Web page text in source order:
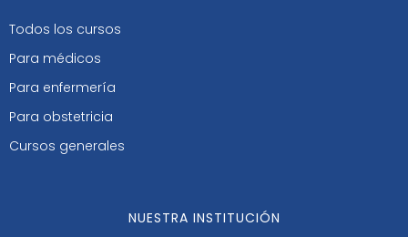
Todos los cursos
Para médicos
Para enfermería
Para obstetricia
Cursos generales
NUESTRA INSTITUCIÓN